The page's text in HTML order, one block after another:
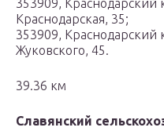
353909, Краснодарский
Краснодарская, 35;
353909, Краснодарский
Жуковского, 45.
39.36 км
Славянский